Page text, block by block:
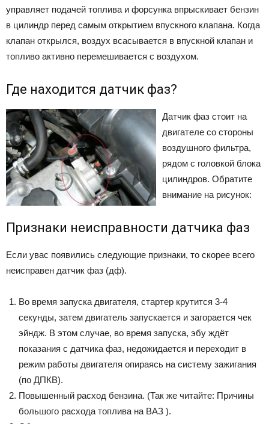
управляет подачей топлива и форсунка впрыскивает бензин
в цилиндр перед самым открытием впускного клапана. Когда
клапан открылся, воздух всасывается в впускной клапан и
топливо активно перемешивается с воздухом.
Где находится датчик фаз?
Датчик фаз стоит на
двигателе со стороны
воздушного фильтра,
рядом с головкой блока
цилиндров. Обратите
внимание на рисунок:
Признаки неисправности датчика фаз
Если увас появились следующие признаки, то скорее всего
неисправен датчик фаз (дф).
Во время запуска двигателя, стартер крутится 3-4
секунды, затем двигатель запускается и загорается чек
эйндж. В этом случае, во время запуска, эбу ждёт
показания с датчика фаз, недожидается и переходит в
режим работы двигателя опираясь на систему зажигания
(по ДПКВ).
Повышенный расход бензина. (Так же читайте: Причины
большого расхода топлива на ВАЗ ).